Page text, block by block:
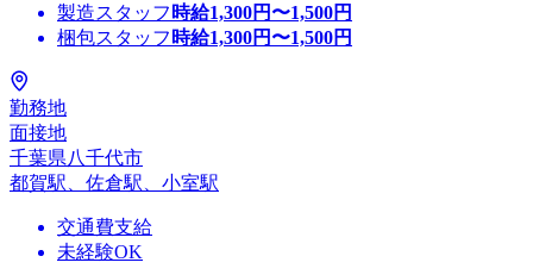
製造スタッフ 時給1,300円〜1,500円
梱包スタッフ 時給1,300円〜1,500円
勤務地
面接地
千葉県八千代市
都賀駅、佐倉駅、小室駅
交通費支給
未経験OK